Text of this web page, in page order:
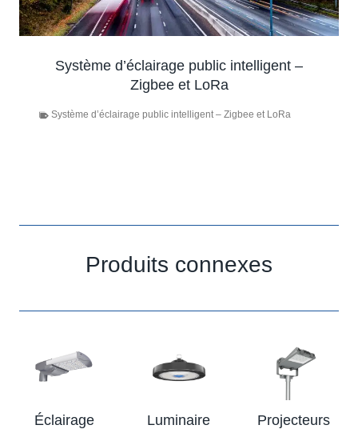
Système d’éclairage public intelligent –
Zigbee et LoRa
Système d’éclairage public intelligent – Zigbee et LoRa
Produits connexes
Éclairage
Luminaire
Projecteurs